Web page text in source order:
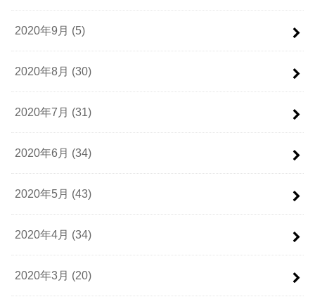
2020年9月 (5)
2020年8月 (30)
2020年7月 (31)
2020年6月 (34)
2020年5月 (43)
2020年4月 (34)
2020年3月 (20)